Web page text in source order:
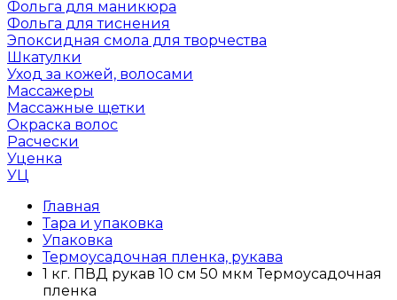
Фольга для маникюра
Фольга для тиснения
Эпоксидная смола для творчества
Шкатулки
Уход за кожей, волосами
Массажеры
Массажные щетки
Окраска волос
Расчески
Уценка
УЦ
Главная
Тара и упаковка
Упаковка
Термоусадочная пленка, рукава
1 кг. ПВД рукав 10 см 50 мкм Термоусадочная
пленка